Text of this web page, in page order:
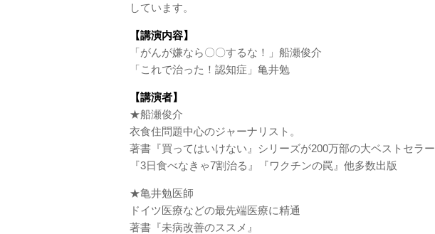
しています。
【講演内容】
「がんが嫌なら〇〇するな！」船瀬俊介
「これで治った！認知症」亀井勉
【講演者】
★船瀬俊介
衣食住問題中心のジャーナリスト。
著書『買ってはいけない』シリーズが200万部の大ベストセラー
『3日食べなきゃ7割治る』『ワクチンの罠』他多数出版
★亀井勉医師
ドイツ医療などの最先端医療に精通
著書『未病改善のススメ』